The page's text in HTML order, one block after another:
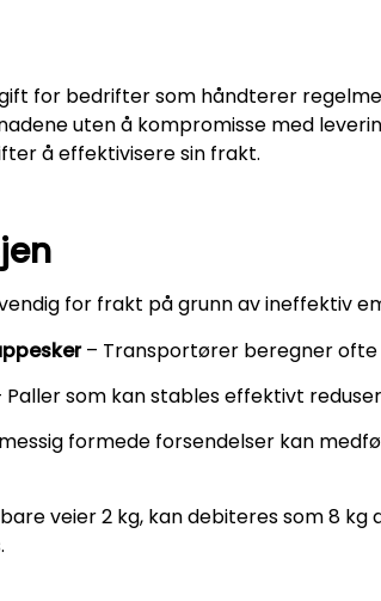
for bedrifter som håndterer
uten å kompromisse med
å effektivisere sin frakt.
for frakt på grunn av ineffektiv
– Transportører beregner
som kan stables effektivt
formede forsendelser kan
veier 2 kg, kan debiteres som 8